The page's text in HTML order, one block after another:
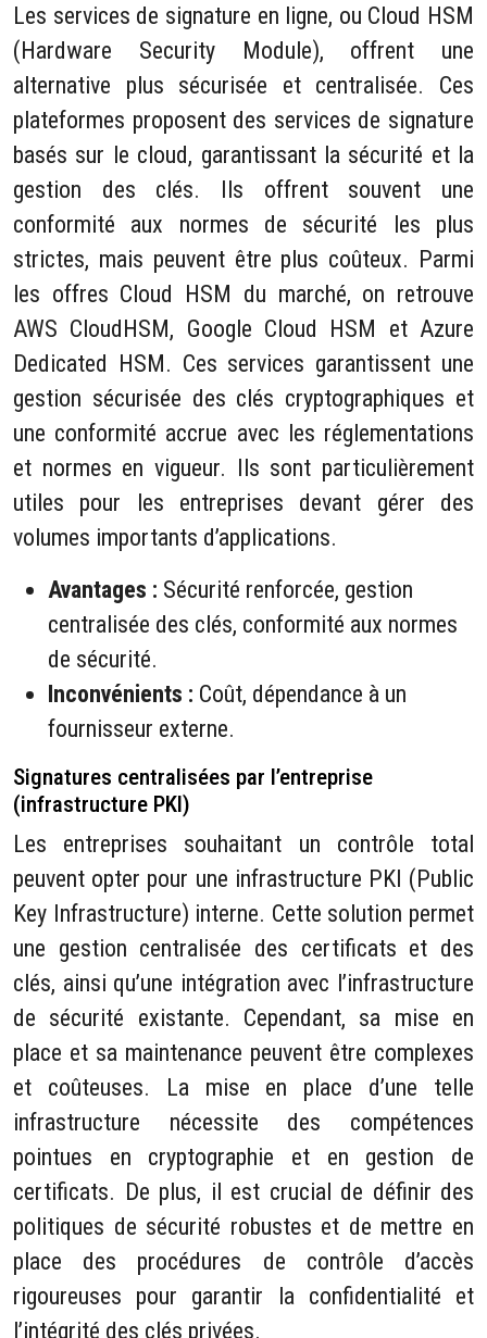
Les services de signature en ligne, ou Cloud HSM
(Hardware Security Module), offrent une
alternative plus sécurisée et centralisée. Ces
plateformes proposent des services de signature
basés sur le cloud, garantissant la sécurité et la
gestion des clés. Ils offrent souvent une
conformité aux normes de sécurité les plus
strictes, mais peuvent être plus coûteux. Parmi
les offres Cloud HSM du marché, on retrouve
AWS CloudHSM, Google Cloud HSM et Azure
Dedicated HSM. Ces services garantissent une
gestion sécurisée des clés cryptographiques et
une conformité accrue avec les réglementations
et normes en vigueur. Ils sont particulièrement
utiles pour les entreprises devant gérer des
volumes importants d’applications.
Avantages : Sécurité renforcée, gestion
centralisée des clés, conformité aux normes
de sécurité.
Inconvénients : Coût, dépendance à un
fournisseur externe.
Signatures centralisées par l’entreprise
(infrastructure PKI)
Les entreprises souhaitant un contrôle total
peuvent opter pour une infrastructure PKI (Public
Key Infrastructure) interne. Cette solution permet
une gestion centralisée des certificats et des
clés, ainsi qu’une intégration avec l’infrastructure
de sécurité existante. Cependant, sa mise en
place et sa maintenance peuvent être complexes
et coûteuses. La mise en place d’une telle
infrastructure nécessite des compétences
pointues en cryptographie et en gestion de
certificats. De plus, il est crucial de définir des
politiques de sécurité robustes et de mettre en
place des procédures de contrôle d’accès
rigoureuses pour garantir la confidentialité et
l’intégrité des clés privées.